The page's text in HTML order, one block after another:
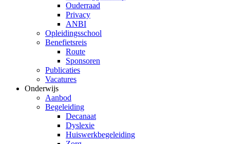
Ouderraad
Privacy
ANBI
Opleidingsschool
Benefietsreis
Route
Sponsoren
Publicaties
Vacatures
Onderwijs
Aanbod
Begeleiding
Decanaat
Dyslexie
Huiswerkbegeleiding